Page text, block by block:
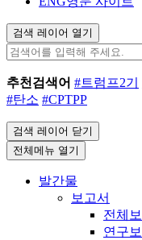
검색 레이어 열기
추천검색어 #트럼프2기
#탄소 #CPTPP
검색 레이어 닫기
전체메뉴 열기
발간물
보고서
전체
연구